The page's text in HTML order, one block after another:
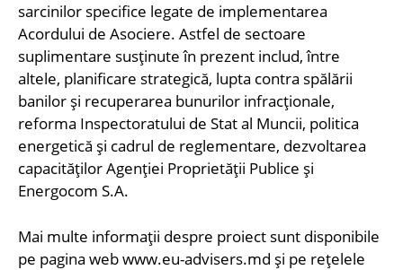
sarcinilor specifice legate de implementarea
Acordului de Asociere. Astfel de sectoare
suplimentare susținute în prezent includ, între
altele, planificare strategică, lupta contra spălării
banilor și recuperarea bunurilor infracționale,
reforma Inspectoratului de Stat al Muncii, politica
energetică și cadrul de reglementare, dezvoltarea
capacităților Agenției Proprietății Publice și
Energocom S.A.
Mai multe informații despre proiect sunt disponibile
pe pagina web www.eu-advisers.md și pe rețelele